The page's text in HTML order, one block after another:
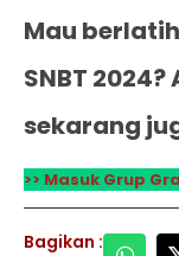
Mau
SNBT
sekarang
>> Masuk Grup
Bagikan :